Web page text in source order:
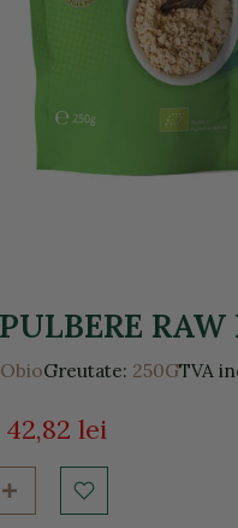
ObioGreutate: 250GTVA
42,82 lei